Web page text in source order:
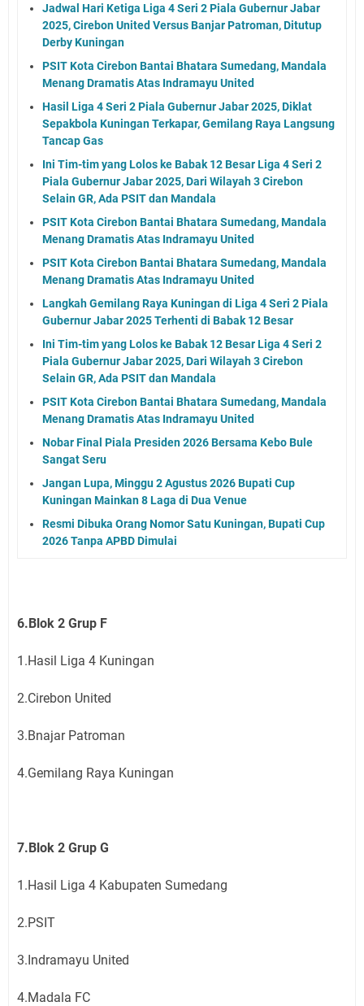
Jadwal Hari Ketiga Liga 4 Seri 2 Piala Gubernur Jabar
2025, Cirebon United Versus Banjar Patroman, Ditutup
Derby Kuningan
PSIT Kota Cirebon Bantai Bhatara Sumedang, Mandala
Menang Dramatis Atas Indramayu United
Hasil Liga 4 Seri 2 Piala Gubernur Jabar 2025, Diklat
Sepakbola Kuningan Terkapar, Gemilang Raya Langsung
Tancap Gas
Ini Tim-tim yang Lolos ke Babak 12 Besar Liga 4 Seri 2
Piala Gubernur Jabar 2025, Dari Wilayah 3 Cirebon
Selain GR, Ada PSIT dan Mandala
PSIT Kota Cirebon Bantai Bhatara Sumedang, Mandala
Menang Dramatis Atas Indramayu United
PSIT Kota Cirebon Bantai Bhatara Sumedang, Mandala
Menang Dramatis Atas Indramayu United
Langkah Gemilang Raya Kuningan di Liga 4 Seri 2 Piala
Gubernur Jabar 2025 Terhenti di Babak 12 Besar
Ini Tim-tim yang Lolos ke Babak 12 Besar Liga 4 Seri 2
Piala Gubernur Jabar 2025, Dari Wilayah 3 Cirebon
Selain GR, Ada PSIT dan Mandala
PSIT Kota Cirebon Bantai Bhatara Sumedang, Mandala
Menang Dramatis Atas Indramayu United
Nobar Final Piala Presiden 2026 Bersama Kebo Bule
Sangat Seru
Jangan Lupa, Minggu 2 Agustus 2026 Bupati Cup
Kuningan Mainkan 8 Laga di Dua Venue
Resmi Dibuka Orang Nomor Satu Kuningan, Bupati Cup
2026 Tanpa APBD Dimulai
6.Blok 2 Grup F
1.Hasil Liga 4 Kuningan
2.Cirebon United
3.Bnajar Patroman
4.Gemilang Raya Kuningan
7.Blok 2 Grup G
1.Hasil Liga 4 Kabupaten Sumedang
2.PSIT
3.Indramayu United
4.Madala FC